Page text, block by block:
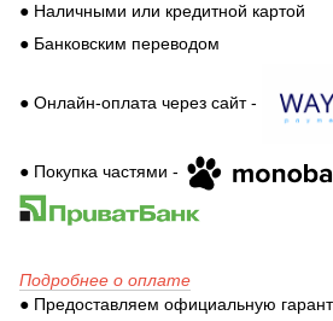
● Наличными или кредитной картой
● Банковским переводом
● Онлайн-оплата через сайт -
● Покупка частями -
Подробнее о оплате
● Предоставляем официальную